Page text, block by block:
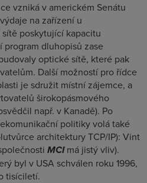
vzniká v americkém Senátu
na zařízení u
poskytující kapacitu
dluhopisů zase
optické sítě, které pak
Další možností pro řídce
je sdružit místní zájemce, a
širokopásmového
např. v Kanadě). Po
politiky volá také
architektury TCP/IP): Vint
MCImá jistý vliv).
byl v USA schválen roku 1996,
tisíciletí.